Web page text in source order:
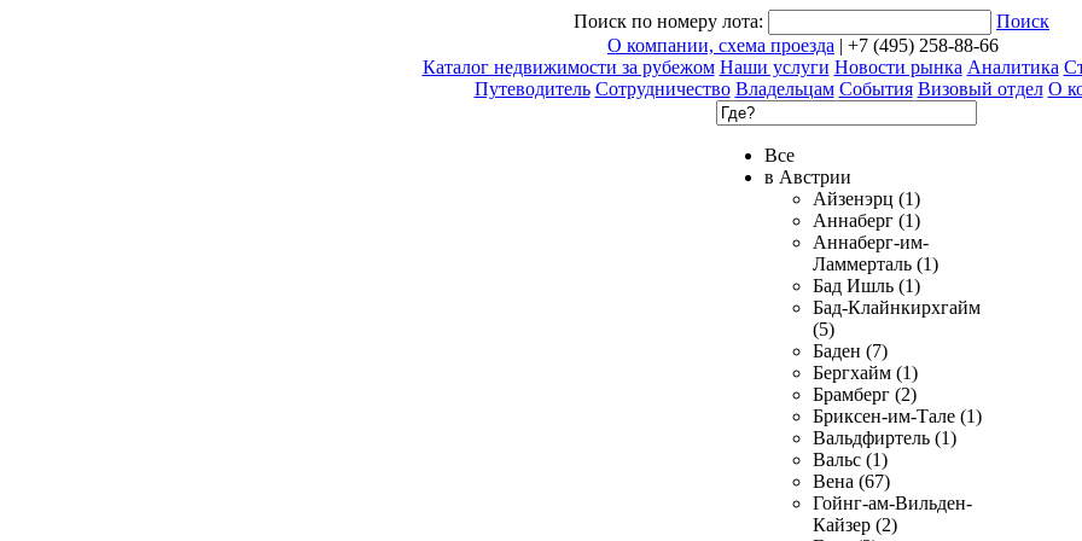
Поиск по номеру лота:
Поиск
О компании, схема проезда | +7 (495) 258-88-66
Каталог недвижимости за рубежом Наши услуги Новости рынка Аналитика
Путеводитель Сотрудничество Владельцам События Визовый отдел О
Все
в Австрии
Айзенэрц (1)
Аннаберг (1)
Аннаберг-им-
Ламмерталь (1)
Бад Ишль (1)
Бад-Клайнкирхгайм
(5)
Баден (7)
Бергхайм (1)
Брамберг (2)
Бриксен-им-Тале (1)
Вальдфиртель (1)
Вальс (1)
Вена (67)
Гойнг-ам-Вильден-
Кайзер (2)